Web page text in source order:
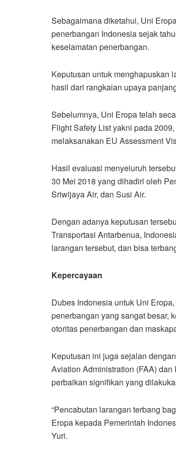
Sebagaimana diketahui, Uni
penerbangan Indonesia sejak
keselamatan penerbangan.
Keputusan untuk menghapuskan
hasil dari rangkaian upaya
Sebelumnya, Uni Eropa telah
Flight Safety List yakni pada
melaksanakan EU Assessment
Hasil evaluasi menyeluruh
30 Mei 2018 yang dihadiri oleh
Sriwijaya Air, dan Susi Air.
Dengan adanya keputusan
Transportasi Antarbenua,
larangan tersebut, dan bisa
Kepercayaan
Dubes Indonesia untuk Uni
penerbangan yang sangat besar,
otoritas penerbangan dan
Keputusan ini juga sejalan
Aviation Administration (FAA)
perbaikan signifikan yang
“Pencabutan larangan terbang
Eropa kepada Pemerintah
Yuri.